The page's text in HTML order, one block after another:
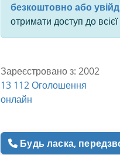
безкоштовно або
отримати доступ до
Зареєстровано з: 2002
13 112 Оголошення
онлайн
Будь ласка,